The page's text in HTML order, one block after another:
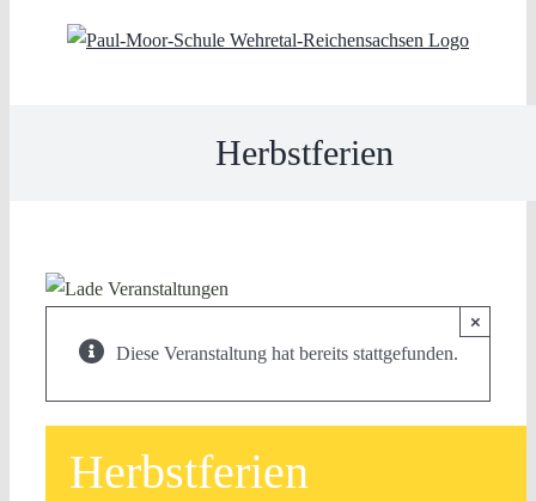
Herbstferien
Diese Veranstaltung hat bereits stattgefunden.
×
Herbstferien